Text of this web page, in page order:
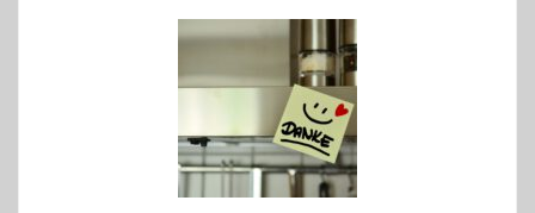
wann
ist
eine
Hundepension
die
richtige